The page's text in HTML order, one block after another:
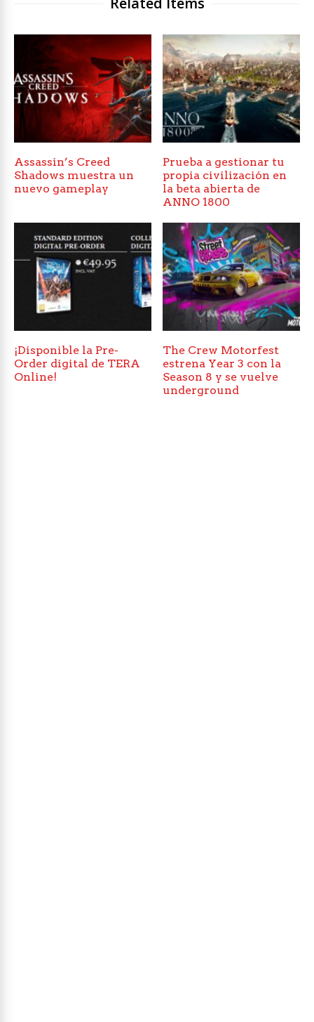
Assassin’s Creed
Shadows muestra un
nuevo gameplay
Prueba a gestionar tu
propia civilización en
la beta abierta de
ANNO 1800
¡Disponible la Pre-
Order digital de TERA
Online!
The Crew Motorfest
estrena Year 3 con la
Season 8 y se vuelve
underground